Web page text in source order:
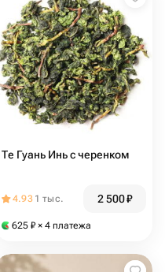
Те Гуань Инь c черенком
4.93 1 тыс. 2 500₽
625 ₽ × 4 платежа